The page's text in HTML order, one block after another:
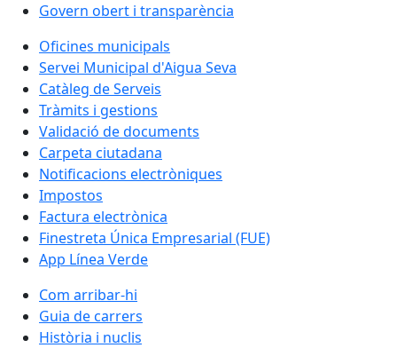
Govern obert i transparència
Oficines municipals
Servei Municipal d'Aigua Seva
Catàleg de Serveis
Tràmits i gestions
Validació de documents
Carpeta ciutadana
Notificacions electròniques
Impostos
Factura electrònica
Finestreta Única Empresarial (FUE)
App Línea Verde
Com arribar-hi
Guia de carrers
Història i nuclis